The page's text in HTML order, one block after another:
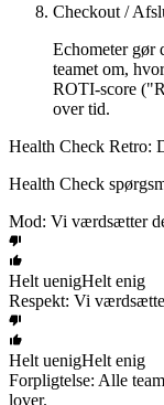
Checkout /
Echometer gør
teamet om,
ROTI-score
over tid.
Health Check Retro:
Health Check
Mod: Vi værdsætter
Helt uenigHelt enig
Respekt: Vi
Helt uenigHelt enig
Forpligtelse: Alle
lover.